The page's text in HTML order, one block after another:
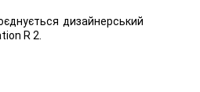
дизайнерський
R 2.